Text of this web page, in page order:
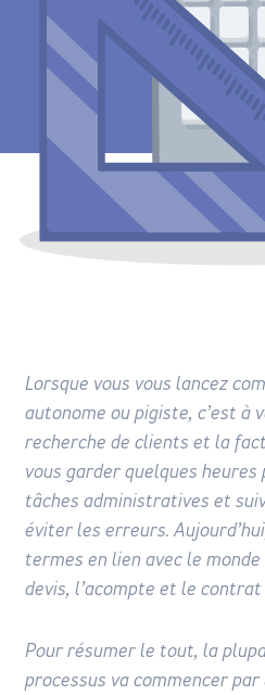
Lorsque vous vous lancez
autonome ou pigiste, c’est à
recherche de clients et la
vous garder quelques
tâches administratives et
éviter les erreurs.
termes en lien avec le
devis, l’acompte et le contrat
Pour résumer le tout, la
processus va commencer